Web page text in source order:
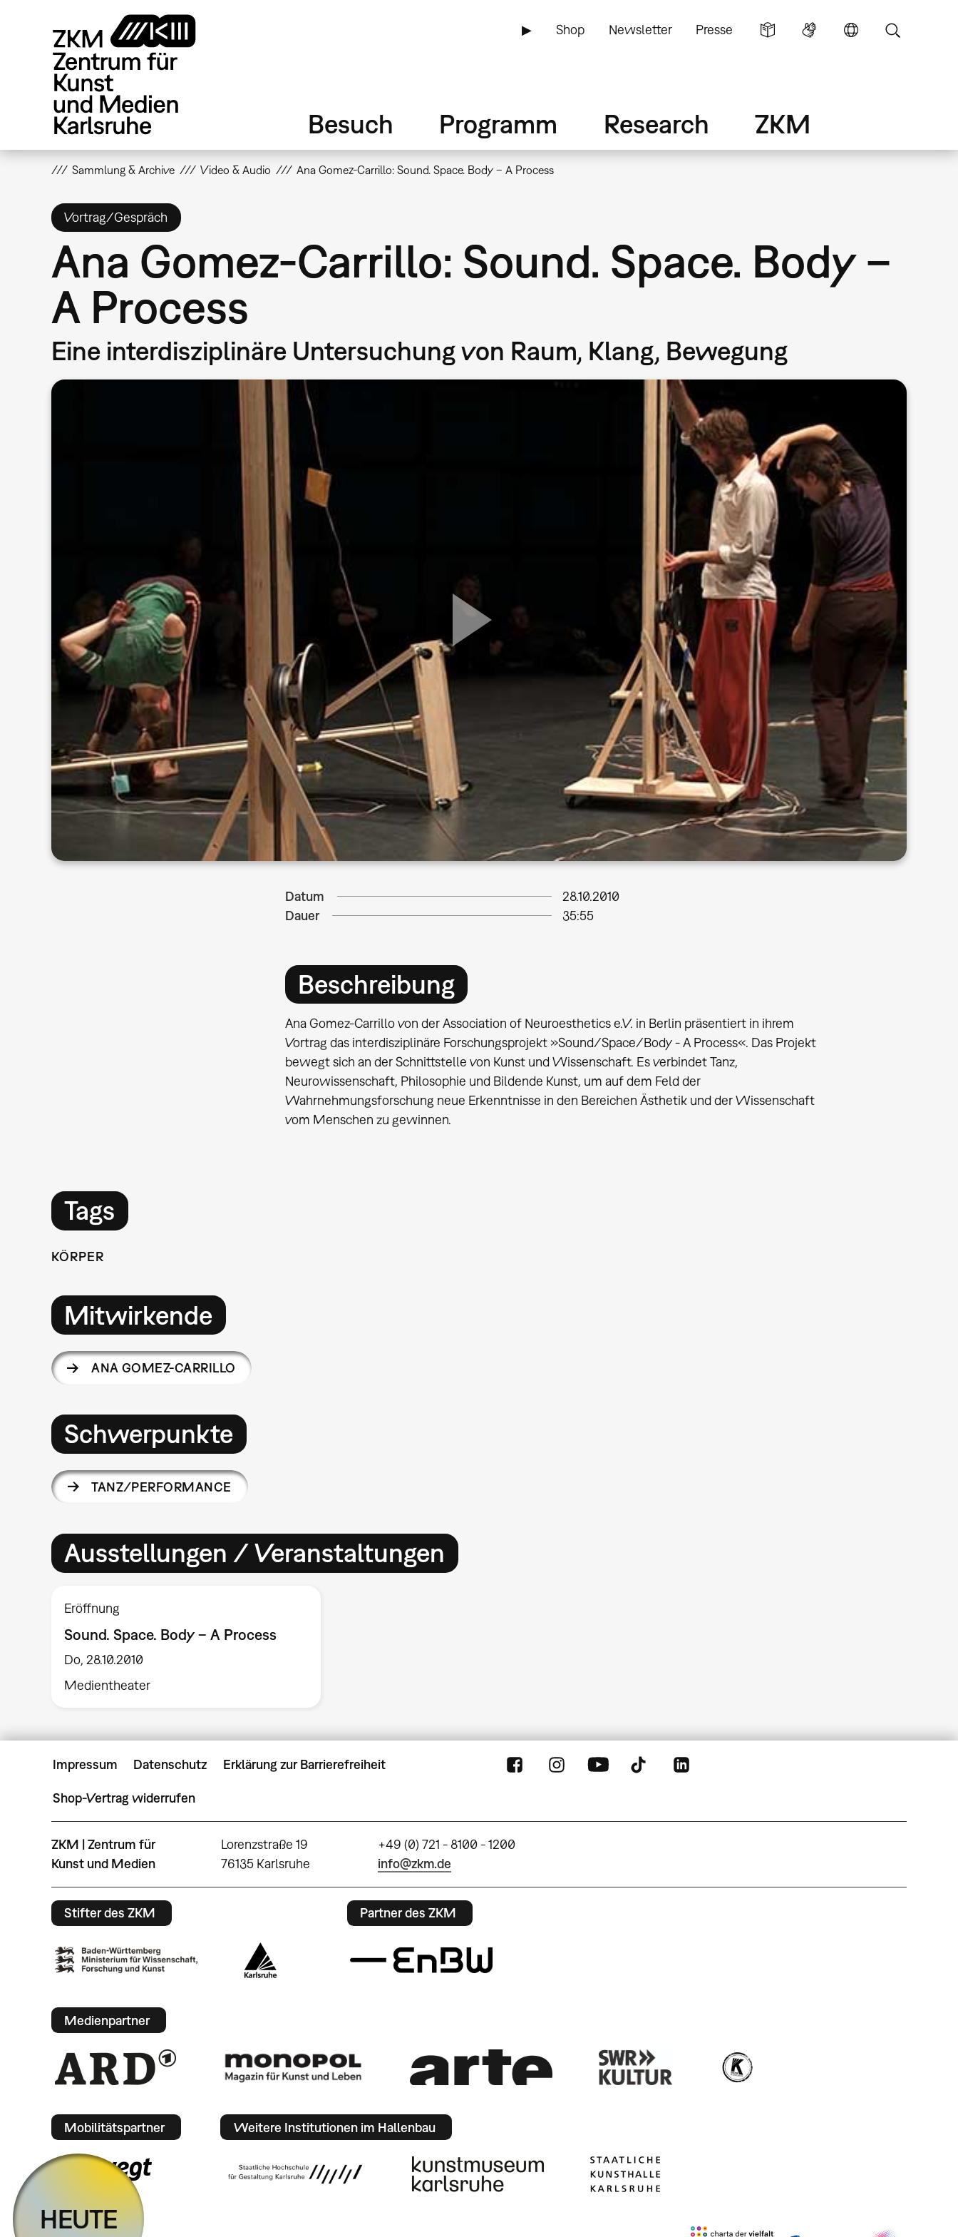
▶ Shop Newsletter Presse
Besuch Programm Research ZKM
Sammlung & Archive Video & Audio Ana Gomez-Carrillo: Sound. Space. Body – A Process
Vortrag/Gespräch
Ana Gomez-Carrillo: Sound. Space. Body –
A Process
Eine interdisziplinäre Untersuchung von Raum, Klang, Bewegung
Datum
28.10.2010
Dauer
35:55
Beschreibung
Ana Gomez-Carrillo von der Association of Neuroesthetics e.V. in Berlin präsentiert in ihrem
Vortrag das interdisziplinäre Forschungsprojekt »Sound/Space/Body - A Process«. Das Projekt
bewegt sich an der Schnittstelle von Kunst und Wissenschaft. Es verbindet Tanz,
Neurowissenschaft, Philosophie und Bildende Kunst, um auf dem Feld der
Wahrnehmungsforschung neue Erkenntnisse in den Bereichen Ästhetik und der Wissenschaft
vom Menschen zu gewinnen.
Tags
KÖRPER
Mitwirkende
ANA GOMEZ-CARRILLO
Schwerpunkte
TANZ/PERFORMANCE
Ausstellungen / Veranstaltungen
Eröffnung
Sound. Space. Body – A Process
Do, 28.10.2010
Medientheater
Impressum Datenschutz Erklärung zur Barrierefreiheit
Shop-Vertrag widerrufen
ZKM | Zentrum für
Kunst und Medien
Lorenzstraße 19
76135 Karlsruhe
+49 (0) 721 - 8100 - 1200
info@zkm.de
Stifter des ZKM Partner des ZKM
Medienpartner
Mobilitätspartner Weitere Institutionen im Hallenbau
HEUTE